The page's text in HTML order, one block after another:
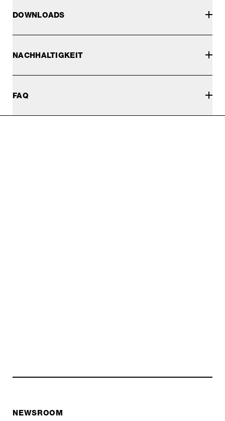
DOWNLOADS
NACHHALTIGKEIT
FAQ
NEWSROOM